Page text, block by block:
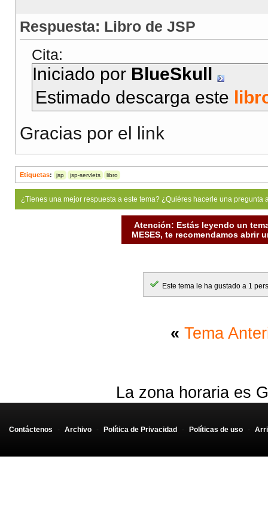
Respuesta: Libro de JSP
Cita:
Iniciado por BlueSkull
Estimado descarga este
Gracias por el link
Etiquetas: jsp jsp-servlets libro
¿Tienes una mejor respuesta a este tema? ¿Quiéres hacerle una
Atención: Estás leyendo un
MESES, te recomendamos abrir
Este tema le ha gustado a 1
« Tema
La zona horaria es
Contáctenos - Archivo - Política de Privacidad - Políticas de uso -